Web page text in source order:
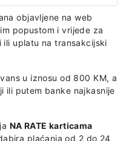
objavljene na web
popustom i vrijede za
ili uplatu na transakcijski
u iznosu od 800 KM, a
ili putem banke najkasnije
NA RATE karticama
plaćanja od 2 do 24